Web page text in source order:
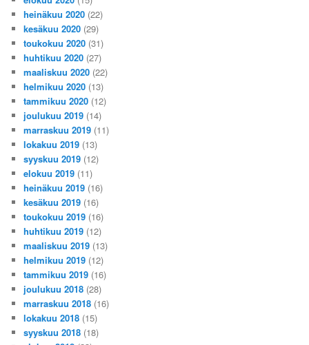
heinäkuu 2020 (22)
kesäkuu 2020 (29)
toukokuu 2020 (31)
huhtikuu 2020 (27)
maaliskuu 2020 (22)
helmikuu 2020 (13)
tammikuu 2020 (12)
joulukuu 2019 (14)
marraskuu 2019 (11)
lokakuu 2019 (13)
syyskuu 2019 (12)
elokuu 2019 (11)
heinäkuu 2019 (16)
kesäkuu 2019 (16)
toukokuu 2019 (16)
huhtikuu 2019 (12)
maaliskuu 2019 (13)
helmikuu 2019 (12)
tammikuu 2019 (16)
joulukuu 2018 (28)
marraskuu 2018 (16)
lokakuu 2018 (15)
syyskuu 2018 (18)